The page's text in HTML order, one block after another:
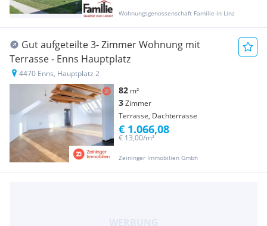
Wohnungsgenossenschaft Familie in Linz
Gut aufgeteilte 3- Zimmer Wohnung mit
Terrasse - Enns Hauptplatz
4470 Enns, Hauptplatz 2
82 m²
3Zimmer
Terrasse, Dachterrasse
Zeininger Immobilien Gmbh
€ 13,00/m²
€ 1.066,08